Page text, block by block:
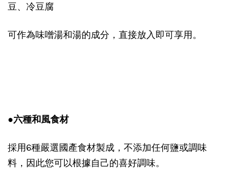
豆、冷豆腐
可作為味噌湯和湯的成分，直接放入即可享用。
●六種和風食材
採用6種嚴選國產食材製成，不添加任何鹽或調味
料，因此您可以根據自己的喜好調味。